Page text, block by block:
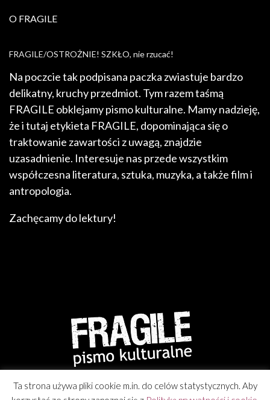
O FRAGILE
FRAGILE/OSTROŻNIE! SZKŁO, nie rzucać!
Na poczcie tak podpisana paczka zwiastuje bardzo
delikatny, kruchy przedmiot. Tym razem taśmą
FRAGILE obklejamy pismo kulturalne. Mamy nadzieję,
że i tutaj etykieta FRAGILE, dopominająca się o
traktowanie zawartości z uwagą, znajdzie
uzasadnienie. Interesuje nas przede wszystkim
współczesna literatura, sztuka, muzyka, a także film i
antropologia.
Zachęcamy do lektury!
Ta strona używa pliki cookie m.in. do celów statystycznych. Aby